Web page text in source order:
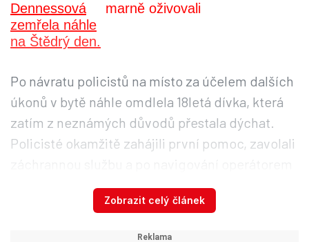
marně oživovali
Po návratu policistů na místo za účelem dalších
úkonů v bytě náhle omdlela 18letá dívka, která
zatím z neznámých důvodů přestala dýchat.
Policisté okamžitě zahájili první pomoc, zavolali
prováděli masáž srdce.
Policistům se podařilo mladé ženě obnovit
Zobrazit celý článek